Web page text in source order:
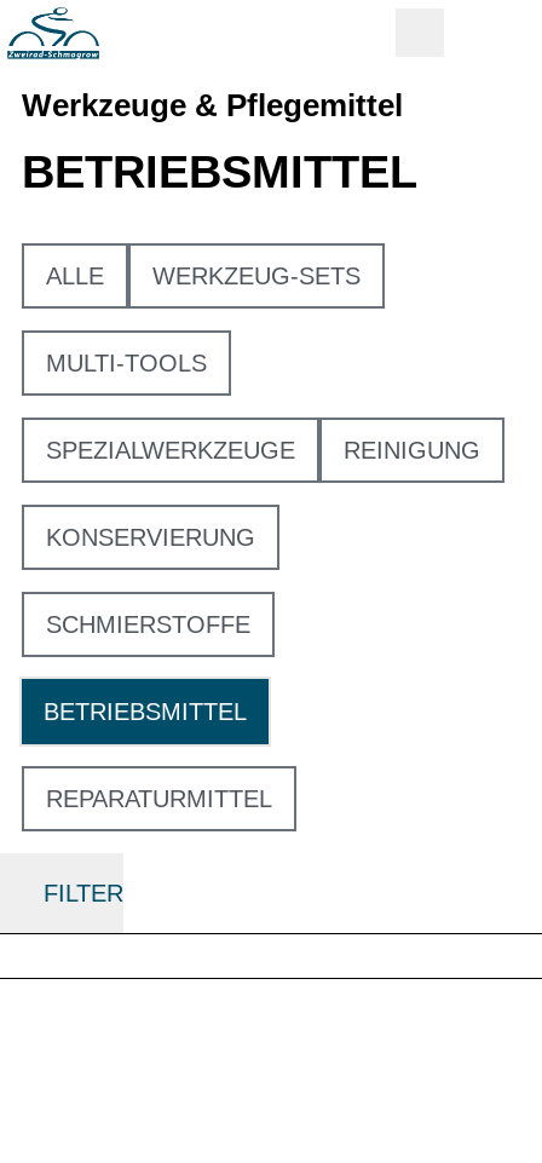
Werkzeuge & Pflegemittel
BETRIEBSMITTEL
ALLE WERKZEUG-SETS
MULTI-TOOLS
SPEZIALWERKZEUGE REINIGUNG
KONSERVIERUNG
SCHMIERSTOFFE
BETRIEBSMITTEL
REPARATURMITTEL
FILTER